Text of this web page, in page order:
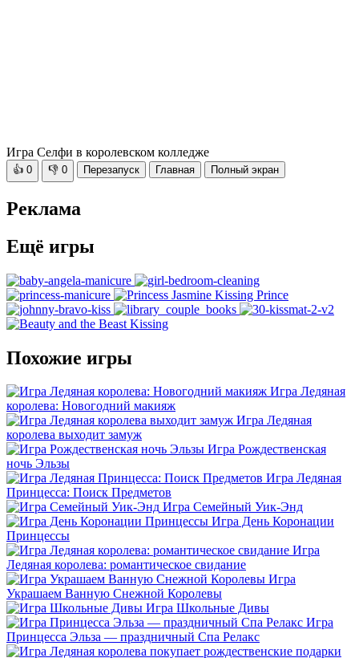
Игра Селфи в королевском колледже
👍 0 👎 0 Перезапуск Главная Полный экран
Реклама
Ещё игры
Похожие игры
Игра Ледяная
королева: Новогодний макияж
Игра Ледяная
королева выходит замуж
Игра Рождественская
ночь Эльзы
Игра Ледяная
Принцесса: Поиск Предметов
Игра Семейный Уик-Энд
Игра День Коронации
Принцессы
Игра
Ледяная королева: романтическое свидание
Игра
Украшаем Ванную Снежной Королевы
Игра Школьные Дивы
Игра
Принцесса Эльза — праздничный Спа Релакс